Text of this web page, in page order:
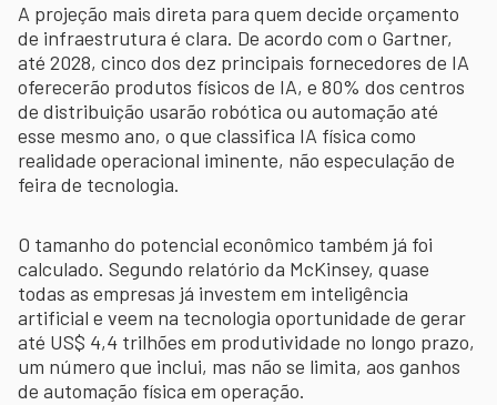
A projeção mais direta para quem decide orçamento
de infraestrutura é clara. De acordo com o Gartner,
até 2028, cinco dos dez principais fornecedores de IA
oferecerão produtos físicos de IA, e 80% dos centros
de distribuição usarão robótica ou automação até
esse mesmo ano, o que classifica IA física como
realidade operacional iminente, não especulação de
feira de tecnologia.
O tamanho do potencial econômico também já foi
calculado. Segundo relatório da McKinsey, quase
todas as empresas já investem em inteligência
artificial e veem na tecnologia oportunidade de gerar
até US$ 4,4 trilhões em produtividade no longo prazo,
um número que inclui, mas não se limita, aos ganhos
de automação física em operação.